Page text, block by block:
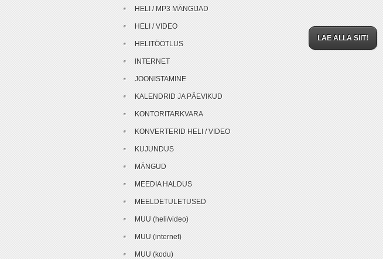
LAE ALLA SIIT!
HELI / MP3 MÄNGIJAD
HELI / VIDEO
HELITÖÖTLUS
INTERNET
JOONISTAMINE
KALENDRID JA PÄEVIKUD
KONTORITARKVARA
KONVERTERID HELI / VIDEO
KUJUNDUS
MÄNGUD
MEEDIA HALDUS
MEELDETULETUSED
MUU (heli/video)
MUU (internet)
MUU (kodu)